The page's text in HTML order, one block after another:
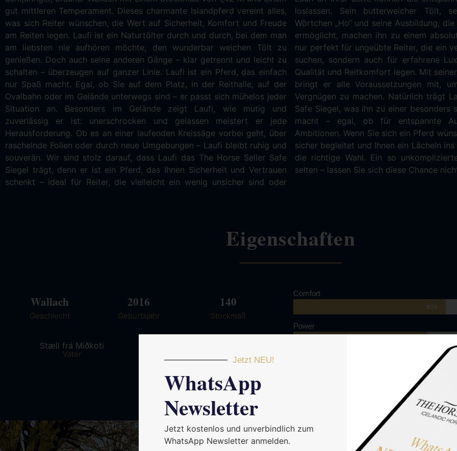
gut mittleren Temperament. Dieses charmante Islandpferd vereint alles,
was sich Reiter wünschen, die Wert auf Sicherheit, Komfort und Freude
am Reiten legen. Laufi ist ein Naturtölter durch und durch, bei dem man
am liebsten nie aufhören möchte, den wunderbar weichen Tölt zu
genießen. Doch auch seine anderen Gänge – klar getrennt und leicht zu
schalten – überzeugen auf ganzer Linie. Laufi ist ein Pferd, das einfach
nur Spaß macht. Egal, ob Sie auf dem Platz, in der Reithalle, auf der
Ovalbahn oder im Gelände unterwegs sind – er passt sich mühelos jeder
Situation an. Besonders im Gelände zeigt Laufi, wie mutig und
zuverlässig er ist: unerschrocken und gelassen meistert er jede
Herausforderung. Ob es an einer laufenden Kreissäge vorbei geht, über
raschelnde Folien oder durch neue Umgebungen – Laufi bleibt ruhig und
souverän. Wir sind stolz darauf, dass Laufi das The Horse Seller Safe
Siegel trägt, denn er ist ein Pferd, das Ihnen Sicherheit und Vertrauen
schenkt – ideal für Reiter, die vielleicht ein wenig unsicher sind oder
loslassen. Sein butterweicher Tölt, seine feine Reaktion auf das
Wörtchen „Ho“ und seine Ausbildung, die das Reiten mit und ohne Zügel
ermöglicht, machen ihn zu einem absoluten Traumpferd. Laufi ist nicht
nur perfekt für ungeübte Reiter, die ein verlässliches und ehrliches Pferd
suchen, sondern auch für erfahrene Luxus-Freizeitreiter, die Wert auf
Qualität und Reitkomfort legen. Mit seiner freundlichen und ehrlichen Art
bringt er alle Voraussetzungen mit, um jeden Reitausflug zu einem
Vergnügen zu machen. Natürlich trägt Laufi auch das The Horse Seller
Safe Siegel, was ihn zu einer besonders sicheren und verlässlichen Wahl
macht – egal, ob für entspannte Ausritte oder erste sportliche
Ambitionen. Wenn Sie sich ein Pferd wünschen, das Sie in jeder Situation
sicher begleitet und Ihnen ein Lächeln ins Gesicht zaubert, dann ist Laufi
die richtige Wahl. Ein so unkompliziertes und wunderbares Pferd ist
selten – lassen Sie sich diese Chance
Eigenschaften
Wallach
Geschlecht
2016
Geburtsjahr
140
Stockmaß
Stæll frá Miðkoti
Vater
Comfort
80%
Power
Jetzt NEU!
WhatsApp
Newsletter
Jetzt kostenlos und unverbindlich zum
WhatsApp Newsletter anmelden.